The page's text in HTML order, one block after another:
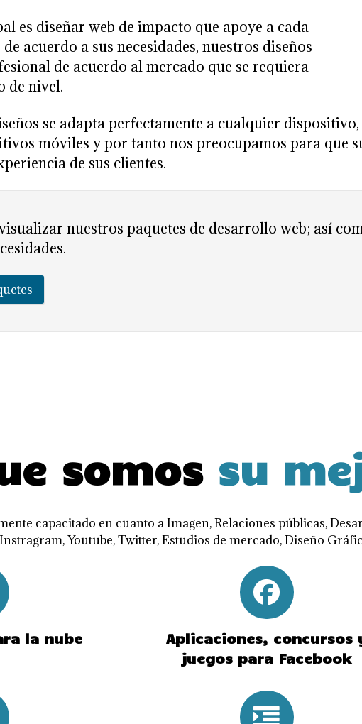
es diseñar web de impacto que apoye a cada
acuerdo a sus necesidades, nuestros diseños
de acuerdo al mercado que se requiera
de nivel.
se adapta perfectamente a cualquier
móviles y por tanto nos preocupamos para que
de sus clientes.
nuestros paquetes de desarrollo web; así
somos su
capacitado en cuanto a Imagen, Relaciones públicas,
Youtube, Twitter, Estudios de mercado, Diseño
la nube
Aplicaciones, concursos
juegos para Facebook